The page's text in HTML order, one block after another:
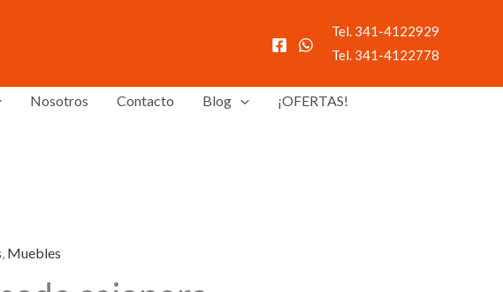
Tel. 341-4122929
Tel. 341-4122778
Nosotros Contacto Blog ¡OFERTAS!
, Muebles